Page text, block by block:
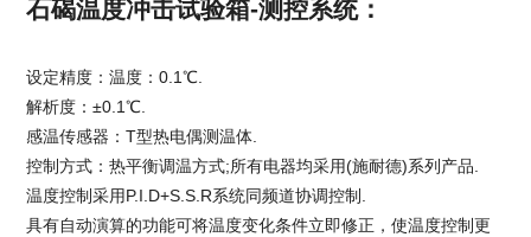
石碣温度冲击试验箱-测控系统：
设定精度：温度：0.1℃.
解析度：±0.1℃.
感温传感器：T型热电偶测温体.
控制方式：热平衡调温方式;所有电器均采用(施耐德)系列产品.
温度控制采用P.I.D+S.S.R系统同频道协调控制.
具有自动演算的功能可将温度变化条件立即修正，使温度控制更